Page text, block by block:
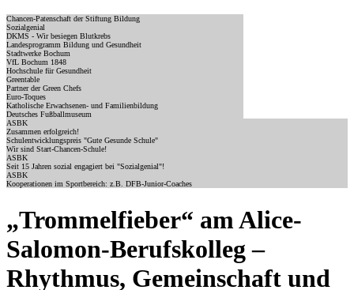
Chancen-Patenschaft der Stiftung Bildung
Sozialgenial
DKMS - Wir besiegen Blutkrebs
Landesprogramm Bildung und Gesundheit
Stadtwerke Bochum
VfL Bochum 1848
Hochschule für Gesundheit
Greentable
Partner der Green Chefs
Euro-Toques
Katholische Erwachsenen- und Familienbildung
Deutsches Fußballmuseum
ASBK
Zusammen erfolgreich!
Schulentwicklungspreis "Gute Gesunde Schule"
Wir sind Start-Chancen-Schule!
ASBK
Seit 15 Jahren sozial engagiert bei "Sozialgenial"!
ASBK
Kooperationen im Sportbereich: z.B. DFB-Junior-Coaches
„Trommelfieber“ am Alice-
Salomon-Berufskolleg –
Rhythmus, Gemeinschaft und